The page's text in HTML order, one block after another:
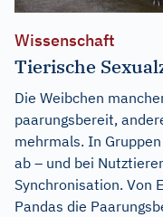
Wissenschaft
Tierische
Die Weibchen
paarungsbereit,
mehrmals. In
ab – und bei
Synchronisation. Von
Pandas die